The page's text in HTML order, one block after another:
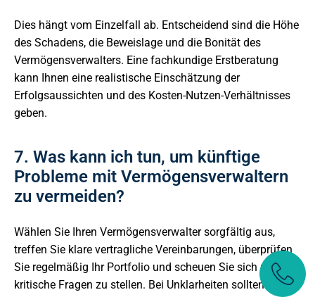
Dies hängt vom Einzelfall ab. Entscheidend sind die Höhe
des Schadens, die Beweislage und die Bonität des
Vermögensverwalters. Eine fachkundige Erstberatung
kann Ihnen eine realistische Einschätzung der
Erfolgsaussichten und des Kosten-Nutzen-Verhältnisses
geben.
7. Was kann ich tun, um künftige
Probleme mit Vermögensverwaltern
zu vermeiden?
Wählen Sie Ihren Vermögensverwalter sorgfältig aus,
treffen Sie klare vertragliche Vereinbarungen, überprüfen
Sie regelmäßig Ihr Portfolio und scheuen Sie sich nicht,
kritische Fragen zu stellen. Bei Unklarheiten sollten Sie